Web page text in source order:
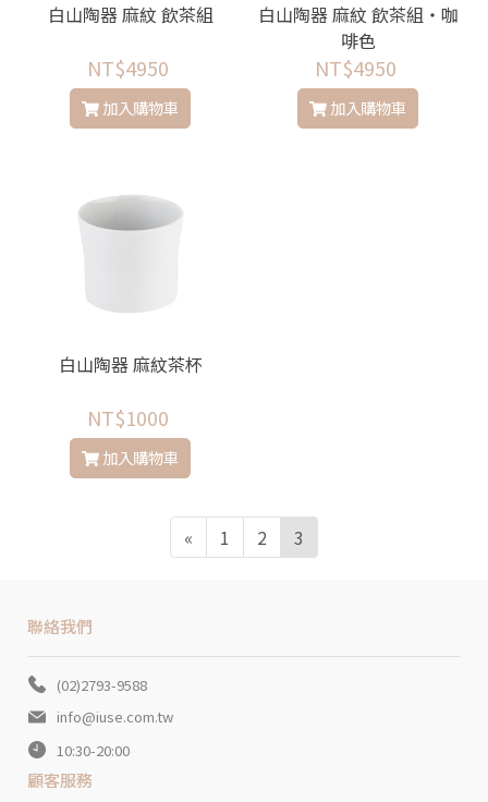
白山陶器 麻紋 飲茶組
NT$4950
加入購物車
白山陶器 麻紋 飲茶組・咖
啡色
NT$4950
加入購物車
白山陶器 麻紋茶杯
NT$1000
加入購物車
« 1 2 3
聯絡我們
(02)2793-9588
info@iuse.com.tw
10:30-20:00
顧客服務